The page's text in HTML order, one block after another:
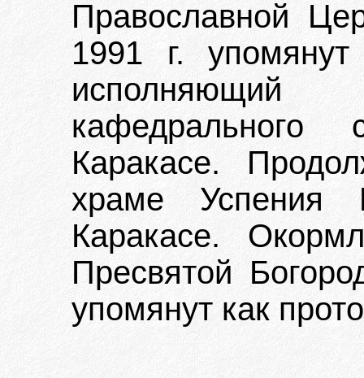
Православной
1991 г.
исполняющий
Каракасе.
храме Успения
Каракасе.
Пресвятой
упомянут как